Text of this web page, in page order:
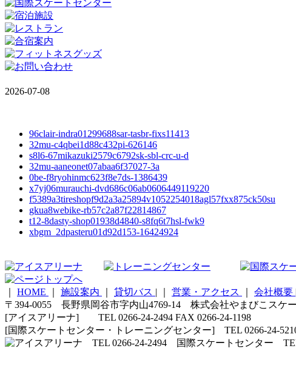
2026-07-08
96clair-indra01299688sar-tasbr-fixs11413
32mu-c4qbei1d88c432pi-626146
s8l6-67mikazuki2579c6792sk-sbl-crc-u-d
32mu-aaneonet07abaa6f37027-3a
0be-f8ryohinmc623f8e7ds-1386439
x7yj06murauchi-dvd686c06ab0606449119220
f5389a3tireshopf9d2a3a25894v1052254018agl57fxx875ck50su
gkua8webike-rb57c2a87f22814867
t12-8dasty-shop01938d4840-s8fq6t7hsl-fwk9
xbgm_2dpasteru01d92d153-16424924
HOME 施設案内 貸切バス | 営業・アクセス 会社概要
〒394-0055 長野県岡谷市字内山4769-14 株式会社やまびこスケ
[アイスアリーナ] TEL 0266-24-2494 FAX 0266-24-1198
[国際スケートセンター・トレーニングセンター] TEL 0266-24-